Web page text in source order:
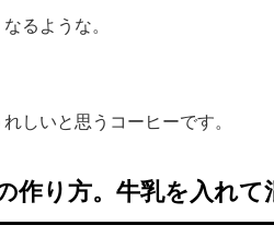
るような。
しいと思うコーヒーです。
作り方。牛乳を入れて